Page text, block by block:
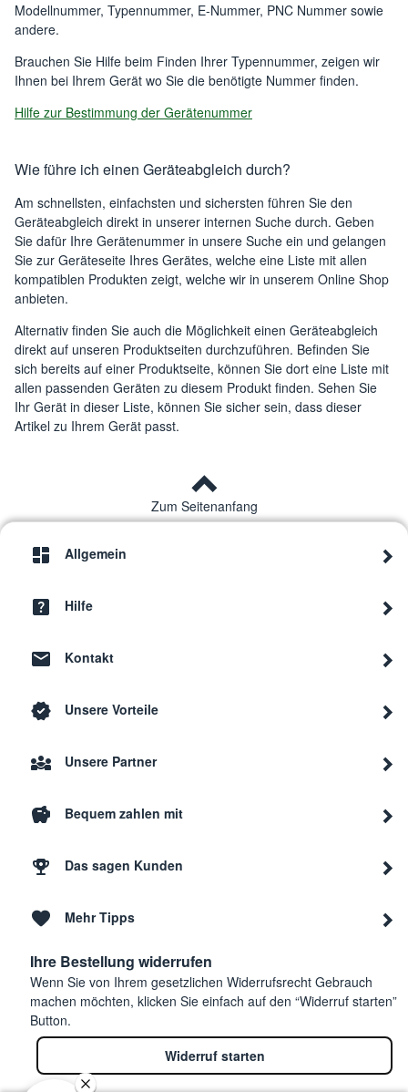
DeLonghi
DEDICA
0177111039
DeLonghi
EO1490C
Sfornatuttu
0118446301
CGH1020D
CGH912C
MultiGrill
DeLonghi
KG 521.M
DEDICA
0177111040
DeLonghi
DeLonghi BG510 MultiGrill 0126120105
DeLonghi KG 79 017111025
DeLonghi
CGH910C
MultiGrill
DeLonghi
SW12BCS
MultiGrill Easy
0231020004
Modellnummer, Typennummer, E-Nummer, PNC Nummer sowie
andere.
Brauchen Sie Hilfe beim Finden Ihrer Typennummer, zeigen wir
Ihnen bei Ihrem Gerät wo Sie die benötigte Nummer finden.
Hilfe zur Bestimmung der Gerätenummer
Wie führe ich einen Geräteabgleich durch?
Am schnellsten, einfachsten und sichersten führen Sie den
Geräteabgleich direkt in unserer internen Suche durch. Geben
Sie dafür Ihre Gerätenummer in unsere Suche ein und gelangen
Sie zur Geräteseite Ihres Gerätes, welche eine Liste mit allen
kompatiblen Produkten zeigt, welche wir in unserem Online Shop
anbieten.
Alternativ finden Sie auch die Möglichkeit einen Geräteabgleich
direkt auf unseren Produktseiten durchzuführen. Befinden Sie
sich bereits auf einer Produktseite, können Sie dort eine Liste mit
allen passenden Geräten zu diesem Produkt finden. Sehen Sie
Ihr Gerät in dieser Liste, können Sie sicher sein, dass dieser
Artikel zu Ihrem Gerät passt.
Zum Seitenanfang
Allgemein
Hilfe
Kontakt
Unsere Vorteile
Unsere Partner
Bequem zahlen mit
Das sagen Kunden
Mehr Tipps
Ihre Bestellung widerrufen
Wenn Sie von Ihrem gesetzlichen Widerrufsrecht Gebrauch
machen möchten, klicken Sie einfach auf den “Widerruf starten”
Button.
Widerruf starten